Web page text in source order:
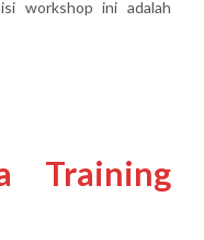
workshop ini adalah
Training